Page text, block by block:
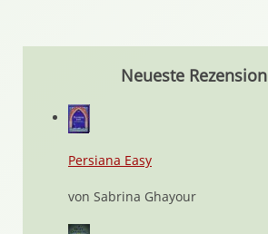
Neueste
Persiana Easy
von Sabrina Ghayour